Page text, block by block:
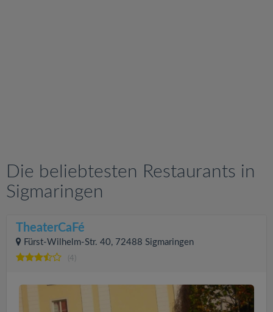
Die beliebtesten Restaurants in
Sigmaringen
TheaterCaFé
Fürst-Wilhelm-Str. 40, 72488 Sigmaringen
(4)